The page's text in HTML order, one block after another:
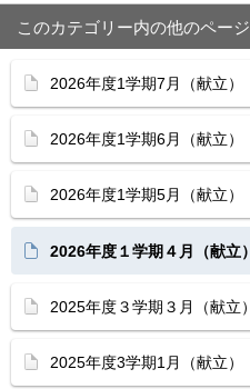
このカテゴリー内の他のページ
2026年度1学期7月（献立）
2026年度1学期6月（献立）
2026年度1学期5月（献立）
2026年度１学期４月（献立）
2025年度３学期３月（献立）
2025年度3学期1月（献立）